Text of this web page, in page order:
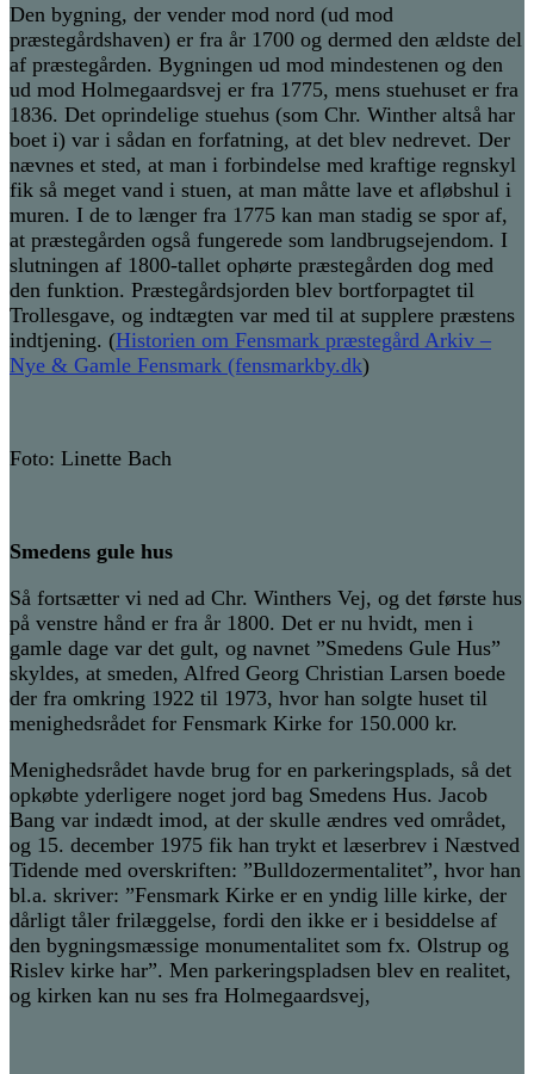
Den bygning, der vender mod nord (ud mod
præstegårdshaven) er fra år 1700 og dermed den ældste del
af præstegården. Bygningen ud mod mindestenen og den
ud mod Holmegaardsvej er fra 1775, mens stuehuset er fra
1836. Det oprindelige stuehus (som Chr. Winther altså har
boet i) var i sådan en forfatning, at det blev nedrevet. Der
nævnes et sted, at man i forbindelse med kraftige regnskyl
fik så meget vand i stuen, at man måtte lave et afløbshul i
muren. I de to længer fra 1775 kan man stadig se spor af,
at præstegården også fungerede som landbrugsejendom. I
slutningen af 1800-tallet ophørte præstegården dog med
den funktion. Præstegårdsjorden blev bortforpagtet til
Trollesgave, og indtægten var med til at supplere præstens
indtjening. (Historien om Fensmark præstegård Arkiv –
Nye & Gamle Fensmark (fensmarkby.dk)
Foto: Linette Bach
Smedens gule hus
Så fortsætter vi ned ad Chr. Winthers Vej, og det første hus
på venstre hånd er fra år 1800. Det er nu hvidt, men i
gamle dage var det gult, og navnet ”Smedens Gule Hus”
skyldes, at smeden, Alfred Georg Christian Larsen boede
der fra omkring 1922 til 1973, hvor han solgte huset til
menighedsrådet for Fensmark Kirke for 150.000 kr.
Menighedsrådet havde brug for en parkeringsplads, så det
opkøbte yderligere noget jord bag Smedens Hus. Jacob
Bang var indædt imod, at der skulle ændres ved området,
og 15. december 1975 fik han trykt et læserbrev i Næstved
Tidende med overskriften: ”Bulldozermentalitet”, hvor han
bl.a. skriver: ”Fensmark Kirke er en yndig lille kirke, der
dårligt tåler frilæggelse, fordi den ikke er i besiddelse af
den bygningsmæssige monumentalitet som fx. Olstrup og
Rislev kirke har”. Men parkeringspladsen blev en realitet,
og kirken kan nu ses fra Holmegaardsvej,